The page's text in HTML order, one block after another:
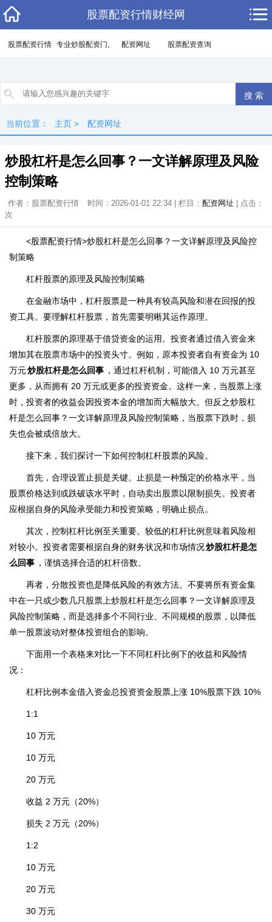
股票配资行情财经网
股票配资行情 专业炒股配资门户 配资网址 股票配资查询
当前位置： 主页 > 配资网址
炒股杠杆是怎么回事？一文详解原理及风险
控制策略
作者：股票配资行情 时间：2026-01-01 22:34 | 栏目： 配资网址 | 点击：
次
<股票配资行情>炒股杠杆是怎么回事？一文详解原理及风险控
制策略
杠杆股票的原理及风险控制策略
在金融市场中，杠杆股票是一种具有较高风险和潜在回报的投
资工具。要理解杠杆股票，首先需要明晰其运作原理。
杠杆股票的原理基于借贷资金的运用。投资者通过借入资金来
增加其在股票市场中的投资头寸。例如，原本投资者自有资金为 10
万元炒股杠杆是怎么回事 ，通过杠杆机制，可能借入 10 万元甚至
更多，从而拥有 20 万元或更多的投资资金。这样一来，当股票上涨
时，投资者的收益会因投资本金的增加而大幅放大。但反之炒股杠
杆是怎么回事？一文详解原理及风险控制策略，当股票下跌时，损
失也会被成倍放大。
接下来，我们探讨一下如何控制杠杆股票的风险。
首先，合理设置止损是关键。止损是一种预定的价格水平，当
股票价格达到或跌破该水平时，自动卖出股票以限制损失。投资者
应根据自身的风险承受能力和投资策略，明确止损点。
其次，控制杠杆比例至关重要。较低的杠杆比例意味着风险相
对较小。投资者需要根据自身的财务状况和市场情况炒股杠杆是怎
么回事 ，谨慎选择合适的杠杆倍数。
再者，分散投资也是降低风险的有效方法。不要将所有资金集
中在一只或少数几只股票上炒股杠杆是怎么回事？一文详解原理及
风险控制策略，而是选择多个不同行业、不同规模的股票，以降低
单一股票波动对整体投资组合的影响。
下面用一个表格来对比一下不同杠杆比例下的收益和风险情
况：
杠杆比例本金借入资金总投资资金股票上涨 10%股票下跌 10%
1:1
10 万元
10 万元
20 万元
收益 2 万元（20%）
损失 2 万元（20%）
1:2
10 万元
20 万元
30 万元